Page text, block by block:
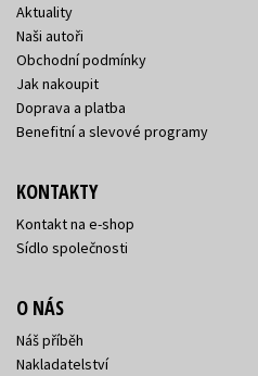
Aktuality
Naši autoři
Obchodní podmínky
Jak nakoupit
Doprava a platba
Benefitní a slevové programy
KONTAKTY
Kontakt na e-shop
Sídlo společnosti
O NÁS
Náš příběh
Nakladatelství